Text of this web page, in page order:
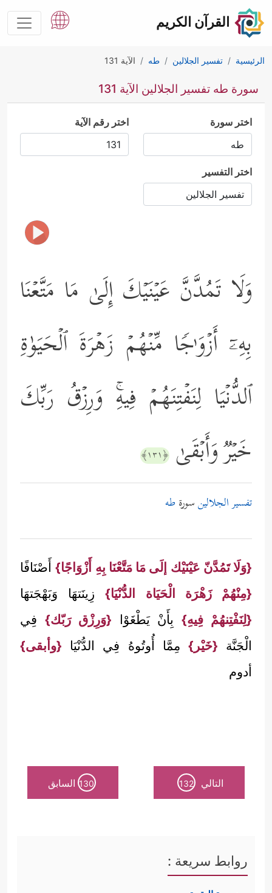
القرآن الكريم
الرئيسية تفسير الجلالين طه الآية 131
سورة طه تفسير الجلالين الآية 131
اختر سورة اختر رقم الآية
اختر التفسير
وَلَا تَمُدَّنَّ عَیۡنَیۡكَ إِلَىٰ مَا مَتَّعۡنَا
بِهِۦۤ أَزۡوَ ٰ⁠جࣰا مِّنۡهُمۡ زَهۡرَةَ ٱلۡحَیَوٰةِ
ٱلدُّنۡیَا لِنَفۡتِنَهُمۡ فِیهِۚ وَرِزۡقُ رَبِّكَ
خَیۡرࣱ وَأَبۡقَىٰ ﴿١٣١﴾
تفسير الجلالينسورة طه
{وَلَا تَمُدَّنّ عَيْنَيْك إلَى مَا مَتَّعْنَا بِهِ أَزْوَاجًا}أَصْنَافًا
{مِنْهُمْ زَهْرَة الْحَيَاة الدُّنْيَا}زِينَتهَا وَبَهْجَتهَا
{لِنَفْتِنهُمْ فِيهِ}بِأَنْ يَطْغَوْا {وَرِزْق رَبّك} فِي
الْجَنَّة {خَيْر} مِمَّا أُوتُوهُ فِي الدُّنْيَا {وأبقى}
أدوم
التالي 132
130 السابق
روابط سريعة :